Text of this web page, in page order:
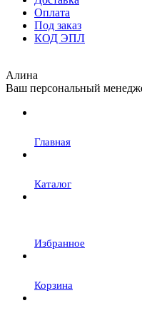
Оплата
Под заказ
КОД ЭПЛ
Алина
Ваш персональный
Главная
Каталог
Избранное
Корзина